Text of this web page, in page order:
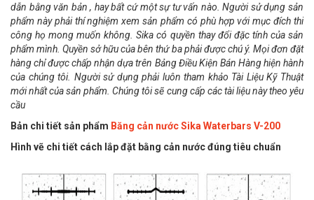
dẫn bằng văn bản , hay bất cứ một sự tư vấn nào. Người sử dụng sản
phẩm này phải thí nghiệm xem sản phẩm có phù hợp với mục đích thi
công họ mong muốn không. Sika có quyền thay đổi đặc tính của sản
phẩm mình. Quyền sở hữu của bên thứ ba phải được chú ý. Mọi đơn đặt
hàng chỉ được chấp nhận dựa trên Bảng Điều Kiện Bán Hàng hiện hành
của chúng tôi. Người sử dụng phải luôn tham khảo Tài Liệu Kỹ Thuật
mới nhất của sản phẩm. Chúng tôi sẽ cung cấp các tài liệu này theo yêu
cầu
Bản chi tiết sản phẩm Băng cản nước Sika Waterbars V-200
Hình vẽ chi tiết cách lắp đặt bằng cản nước đúng tiêu chuẩn